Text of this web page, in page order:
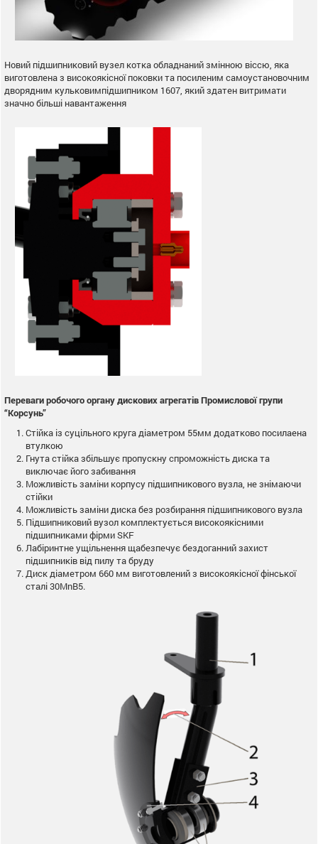
Новий підшипниковий вузел котка обладнаний змінною віссю, яка
виготовлена з високоякісної поковки та посиленим самоустановочним
дворядним кульковимпідшипником 1607, який здатен витримати
значно більші навантаження
Переваги робочого органу дискових агрегатів Промислової групи
“Корсунь”
Стійка із суцільного круга діаметром 55мм додатково посилаена
втулкою
Гнута стійка збільшує пропускну спроможність диска та
виключає його забивання
Можливість заміни корпусу підшипникового вузла, не знімаючи
стійки
Можливість заміни диска без розбирання підшипникового вузла
Підшипниковий вузол комплектується високоякісними
підшипниками фірми SKF
Лабіринтне ущільнення щабезпечує бездоганний захист
підшипників від пилу та бруду
Диск діаметром 660 мм виготовлений з високоякісної фінської
сталі 30MnB5.